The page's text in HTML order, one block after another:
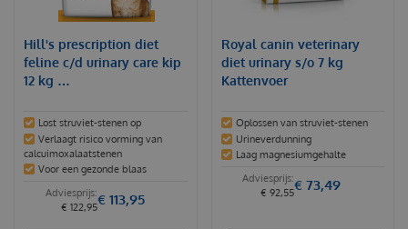
Hill's prescription diet
feline c/d urinary care kip
12 kg …
Lost struviet-stenen op
Verlaagt risico vorming van
calcuimoxalaatstenen
Voor een gezonde blaas
€ 122,95€ 113,95
Royal canin veterinary
diet urinary s/o 7 kg
Kattenvoer
Oplossen van struviet-stenen
Urineverdunning
Laag magnesiumgehalte
€ 92,55€ 73,49